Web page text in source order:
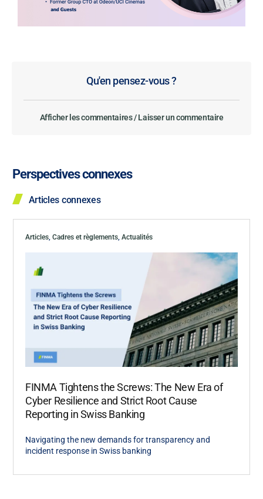
Qu'en pensez-vous ?
Afficher les commentaires / Laisser un commentaire
Perspectives connexes
Articles connexes
Articles, Cadres et règlements, Actualités
FINMA Tightens the Screws: The New Era of
Cyber Resilience and Strict Root Cause
Reporting in Swiss Banking
Navigating the new demands for transparency and
incident response in Swiss banking